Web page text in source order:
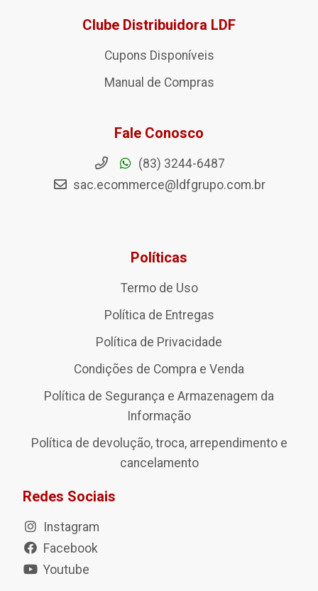
Clube Distribuidora LDF
Cupons Disponíveis
Manual de Compras
Fale Conosco
(83) 3244-6487
sac.ecommerce@ldfgrupo.com.br
Políticas
Termo de Uso
Política de Entregas
Política de Privacidade
Condições de Compra e Venda
Política de Segurança e Armazenagem da
Informação
Política de devolução, troca, arrependimento e
cancelamento
Redes Sociais
Instagram
Facebook
Youtube